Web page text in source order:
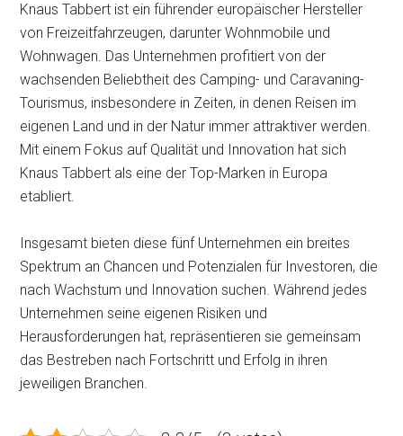
Knaus Tabbert ist ein führender europäischer Hersteller
von Freizeitfahrzeugen, darunter Wohnmobile und
Wohnwagen. Das Unternehmen profitiert von der
wachsenden Beliebtheit des Camping- und Caravaning-
Tourismus, insbesondere in Zeiten, in denen Reisen im
eigenen Land und in der Natur immer attraktiver werden.
Mit einem Fokus auf Qualität und Innovation hat sich
Knaus Tabbert als eine der Top-Marken in Europa
etabliert.
Insgesamt bieten diese fünf Unternehmen ein breites
Spektrum an Chancen und Potenzialen für Investoren, die
nach Wachstum und Innovation suchen. Während jedes
Unternehmen seine eigenen Risiken und
Herausforderungen hat, repräsentieren sie gemeinsam
das Bestreben nach Fortschritt und Erfolg in ihren
jeweiligen Branchen.